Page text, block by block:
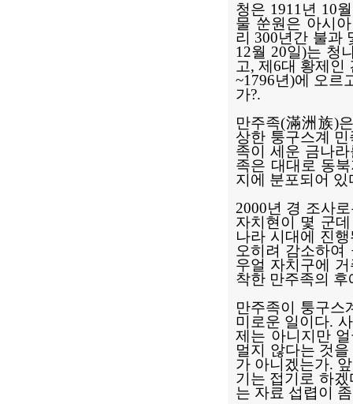
청은 1911년 10
물 쑨원은 아시
리 300년간 불과
12월 20일)는 청
고, 제6대 황제인
~1796년)에 오르
가?.
만주족(滿洲族)
상한 퉁구스계
족이 세운 금나
족은 대대로 동
지에 분포되어
2000년 경 조사
자치현이 몇 군
나라 시대에 진
오히려 감소하
우얼 자치구에
착한 만주족의
만주족이 퉁구스
미로운 일이다.
제는 아니지만
멀지 않다는 것
가 아니겠는가.
기는 접기로 하
는 자료 섭렵이